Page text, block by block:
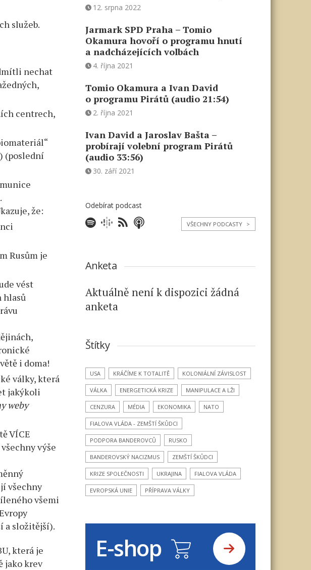
služeb.
nechat
centrech,
(poslední
že:
Rusům je
vést
hlasů
i doma!
války, která
jakýkoli
weby
VÍCE
výše
všechny
všemi
a složitější).
která je
jako krev
12. srpna 2022
Jarmark SPD Praha – Tomio
Okamura hovoří o programu hnutí
a nadcházejících volbách
4. října 2021
Tomio Okamura a Ivan David
o programu Pirátů (audio 21:54)
2. října 2021
Ivan David a Jaroslav Bašta –
probírají volební program Pirátů
(audio 33:56)
30. září 2021
Odebírat podcast
VŠECHNY PODCASTY >
Anketa
Aktuálně není k dispozici žádná
anketa
Štítky
USA KRÁČÍME K TOTALITĚ KOLONIÁLNÍ ZÁVISLOST
VÁLKA ENERGETICKÁ KRIZE MANIPULACE A LŽI
CENZURA MÉDIA EKONOMIKA NATO
FIALOVA VLÁDA - ZEMŠTÍ ŠKŮDCI
PODPORA BANDEROVCŮ RUSKO
BANDEROVSKÝ NACIZMUS ZEMŠTÍ ŠKŮDCI
KRIZE SPOLEČNOSTI UKRAJINA FIALOVA VLÁDA
EVROPSKÁ UNIE PŘÍPRAVA VÁLKY
E-shop